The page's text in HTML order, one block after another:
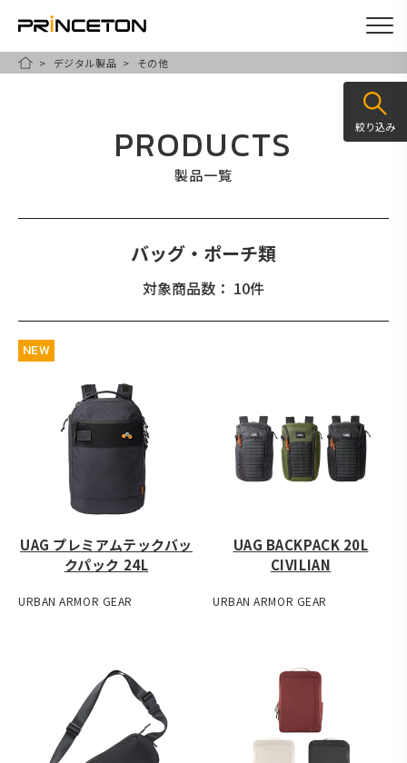
HOMEデジタル製品 その他
PRODUCTS
製品一覧
バッグ・ポーチ類
対象商品数： 10件
NEW
UAG プレミアムテックバッ
クパック 24L
URBAN ARMOR GEAR
UAG BACKPACK 20L
CIVILIAN
URBAN ARMOR GEAR
絞り込み